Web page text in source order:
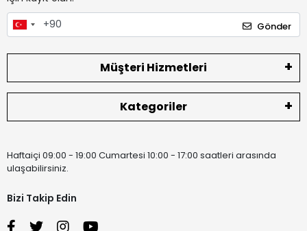
Gönder
Müşteri Hizmetleri
Kategoriler
Haftaiçi 09:00 - 19:00 Cumartesi 10:00 - 17:00 saatleri arasında
ulaşabilirsiniz.
Bizi Takip Edin